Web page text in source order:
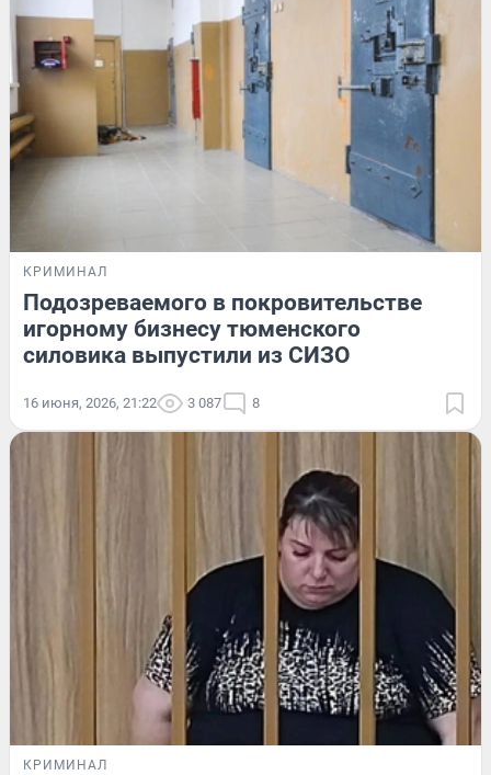
КРИМИНАЛ
Подозреваемого в покровительстве
игорному бизнесу тюменского
силовика выпустили из СИЗО
16 июня, 2026, 21:22 3 087 8
КРИМИНАЛ